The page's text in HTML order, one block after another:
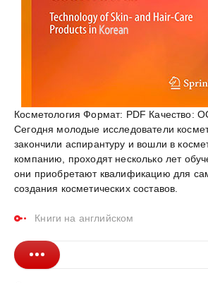
Косметология Формат: PDF Качество:
Сегодня молодые исследователи
закончили аспирантуру и вошли в
компанию, проходят несколько лет
они приобретают квалификацию для
создания косметических составов.
Книги на английском